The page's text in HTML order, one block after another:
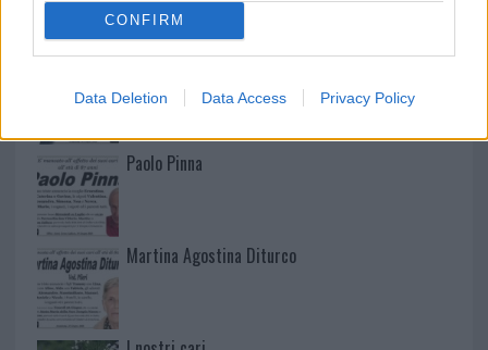
CONFIRM
Data Deletion Data Access Privacy Policy
Paolo Pinna
Martina Agostina Diturco